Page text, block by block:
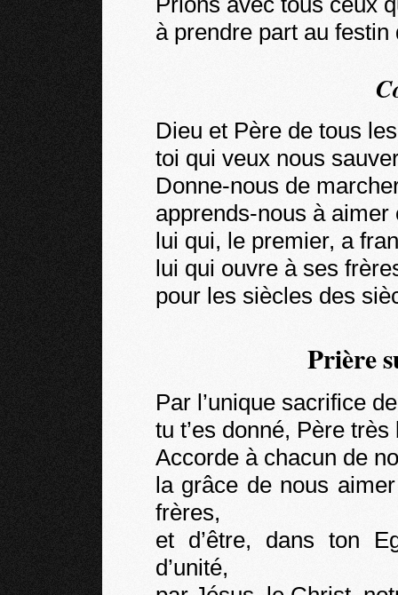
à prendre part au
Dieu et Père de tous
toi qui veux nous
Donne-nous de
apprends-nous à
lui qui, le premier, a
lui qui ouvre à ses
pour les siècles des
Prière
Par l’unique sacrifice
tu t’es donné, Père
Accorde à chacun de
la grâce de nous
frères,
et d’être, dans ton
d’unité,